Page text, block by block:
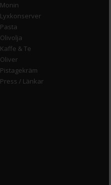
Monin
Lyxkonserver
Pasta
Olivolja
Kaffe & Te
Oliver
Pistagekräm
Press / Länkar